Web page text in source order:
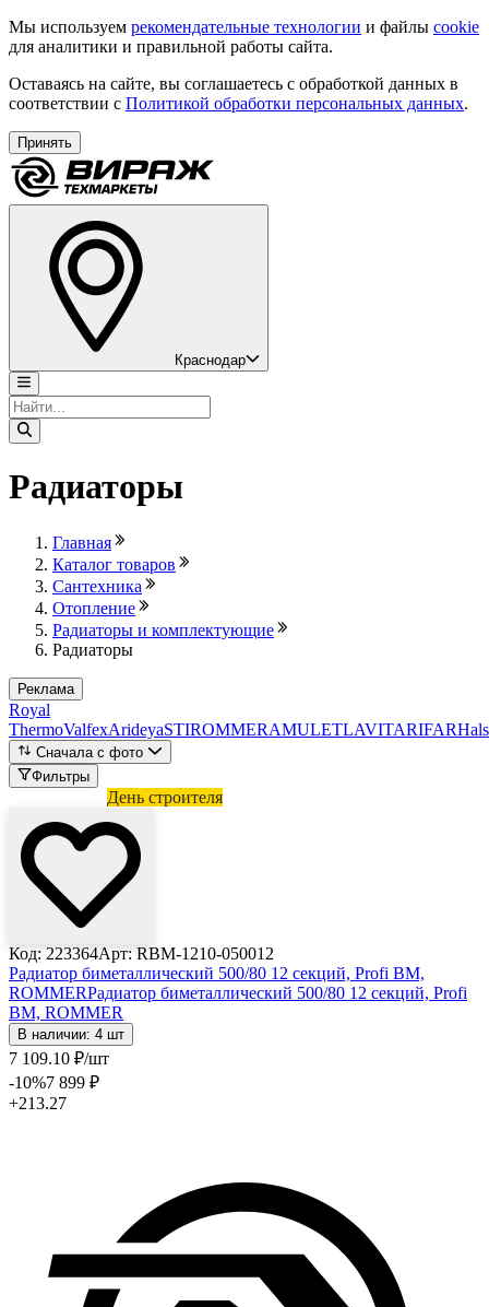
Мы используем рекомендательные технологии и файлы cookie
для аналитики и правильной работы сайта.
Оставаясь на сайте, вы соглашаетесь с обработкой данных в
соответствии с Политикой обработки персональных данных.
Принять
Краснодар
Радиаторы
Главная
Каталог товаров
Сантехника
Отопление
Радиаторы и комплектующие
Радиаторы
Реклама
Royal
ThermoValfexArideyaSTIROMMERAMULETLAVITARIFAR
Сначала с фото
Фильтры
День строителя
Код: 223364Арт: RBM-1210-050012
Радиатор биметаллический 500/80 12 секций, Profi BM,
ROMMERРадиатор биметаллический 500/80 12 секций, Profi
BM, ROMMER
В наличии: 4 шт
7 109.10 ₽/шт
-10%7 899 ₽
+213.27